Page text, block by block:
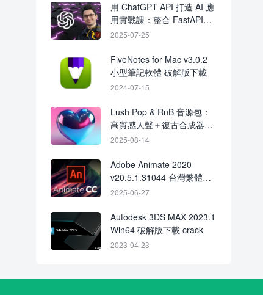
用 ChatGPT API 打造 AI 應
用實戰課：整合 FastAPI、
LangChain 與社群資料分析
2025-07-25
FiveNotes for Mac v3.0.2
小型筆記軟體 破解版下載
2024-07-15
Lush Pop & RnB 音源包：
高質感人聲＋復古合成器與
流行節奏素材
2025-08-14
Adobe Animate 2020
v20.5.1.31044 台灣繁體破
解版下載CRACK
2025-06-27
Autodesk 3DS MAX 2023.1
Win64 破解版下載 crack
2023-04-23